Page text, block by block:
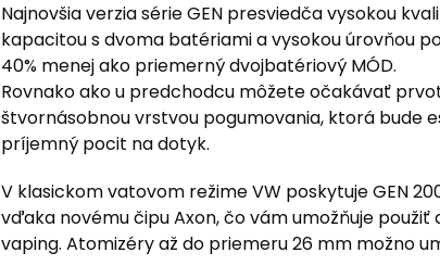
Najnovšia verzia série GEN presviedča vysokou
kapacitou s dvoma batériami a vysokou úrovňou
40% menej ako priemerný dvojbatériový MÓD.
Rovnako ako u predchodcu môžete očakávať
štvornásobnou vrstvou pogumovania, ktorá bude
príjemný pocit na dotyk.
V klasickom vatovom režime VW poskytuje GEN
vďaka novému čipu Axon, čo vám umožňuje
vaping. Atomizéry až do priemeru 26 mm možno